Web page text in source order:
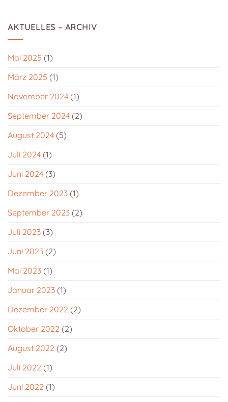
AKTUELLES – ARCHIV
Mai 2025 (1)
März 2025 (1)
November 2024 (1)
September 2024 (2)
August 2024 (5)
Juli 2024 (1)
Juni 2024 (3)
Dezember 2023 (1)
September 2023 (2)
Juli 2023 (3)
Juni 2023 (2)
Mai 2023 (1)
Januar 2023 (1)
Dezember 2022 (2)
Oktober 2022 (2)
August 2022 (2)
Juli 2022 (1)
Juni 2022 (1)